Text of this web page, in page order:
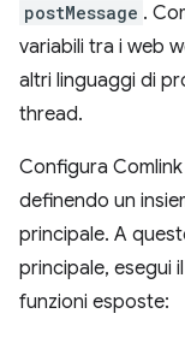
postMessage .
variabili tra i web
altri linguaggi di
thread.
Configura
definendo un
principale. A
principale, esegui
funzioni esposte: